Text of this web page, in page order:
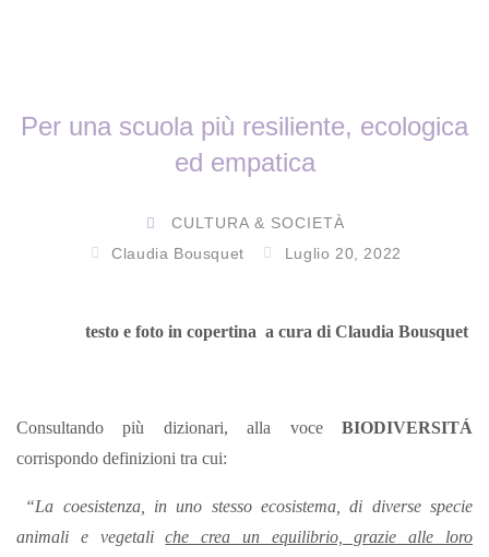
Per una scuola più resiliente, ecologica
ed empatica
CULTURA & SOCIETÀ
Claudia Bousquet
Luglio 20, 2022
testo e foto in copertina a cura di Claudia Bousquet
Consultando più dizionari, alla voceBIODIVERSITÁ
corrispondo definizioni tra cui:
“La coesistenza, in uno stesso ecosistema, di diverse specie
animali e vegetaliche crea un equilibrio, grazie alle loro